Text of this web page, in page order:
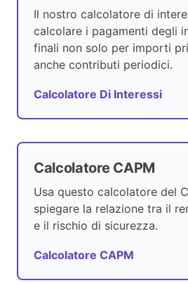
Il nostro calcolatore di
calcolare i pagamenti degli
finali non solo per importi
anche contributi periodici.
Calcolatore Di Interessi
Calcolatore CAPM
Usa questo calcolatore del
spiegare la relazione tra il
e il rischio di sicurezza.
Calcolatore CAPM